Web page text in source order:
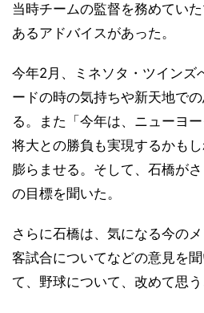
当時チームの監督を務めてい
あるアドバイスがあった。
今年2月、ミネソタ・ツインズ
ードの時の気持ちや新天地で
る。また「今年は、ニューヨ
将大との勝負も実現するかも
膨らませる。そして、石橋が
の目標を聞いた。
さらに石橋は、気になる今の
客試合についてなどの意見を
て、野球について、改めて思う